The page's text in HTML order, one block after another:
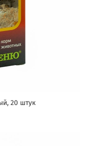
20 штук